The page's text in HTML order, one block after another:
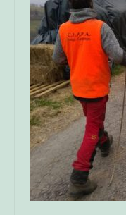
Trekking
Le tour du
Brame du
Chantiers
Contact